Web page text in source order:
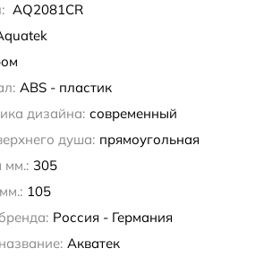
AQ2081CR
ABS - пластик
дизайна: современный
душа: прямоугольная
305
105
Россия - Германия
Акватек